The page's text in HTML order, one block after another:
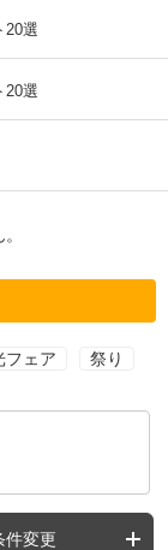
20選
20選
フェア 祭り
件変更